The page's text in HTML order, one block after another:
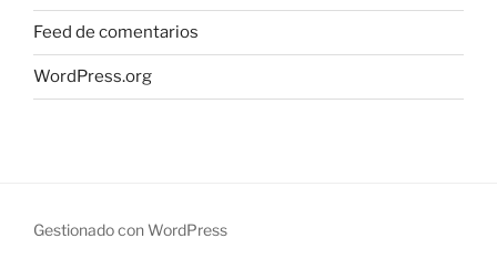
Feed de comentarios
WordPress.org
Gestionado con WordPress